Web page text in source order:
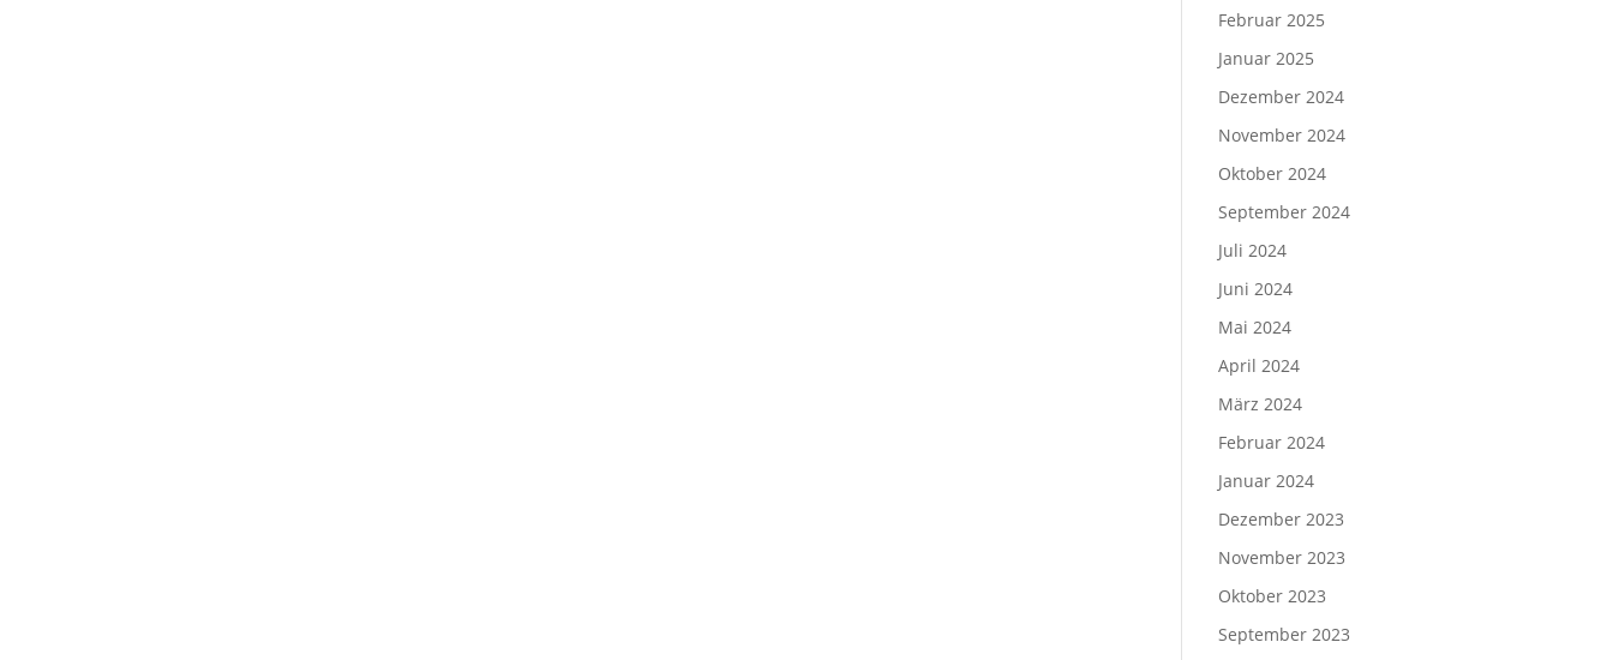
Februar 2025
Januar 2025
Dezember 2024
November 2024
Oktober 2024
September 2024
Juli 2024
Juni 2024
Mai 2024
April 2024
März 2024
Februar 2024
Januar 2024
Dezember 2023
November 2023
Oktober 2023
September 2023